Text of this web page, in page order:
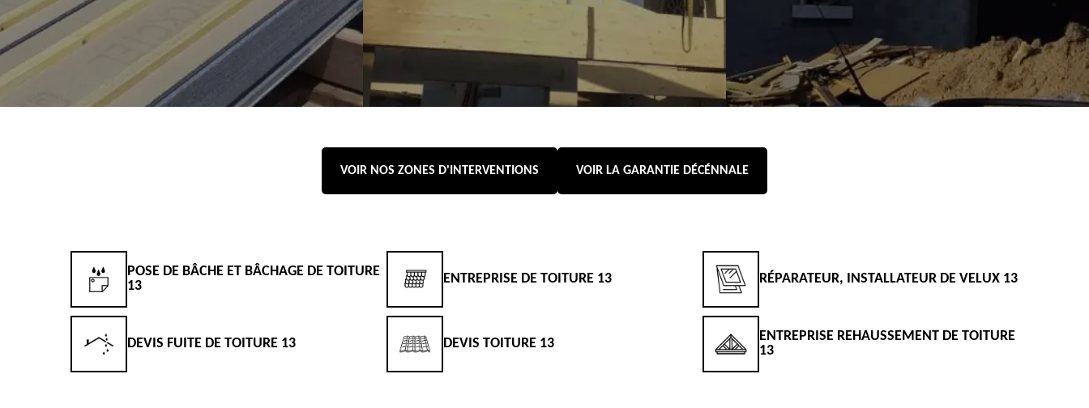
VOIR NOS ZONES D'INTERVENTIONS VOIR LA GARANTIE DÉCÉNNALE
POSE DE BÂCHE ET BÂCHAGE DE TOITURE
13
DEVIS FUITE DE TOITURE 13
ENTREPRISE DE TOITURE 13
DEVIS TOITURE 13
RÉPARATEUR, INSTALLATEUR DE VELUX 13
ENTREPRISE REHAUSSEMENT DE TOITURE
13